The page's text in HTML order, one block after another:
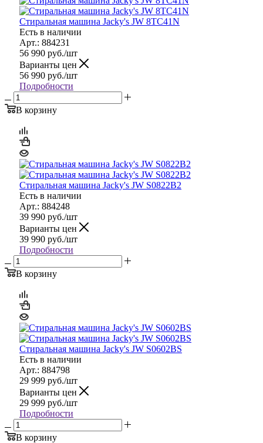
Стиральная машина Jacky's JW 8TC41N
Есть в наличии
Арт.: 884231
56 990 руб./шт
Варианты цен
56 990 руб./шт
Подробности
В корзину
Стиральная машина Jacky's JW S0822B2
Есть в наличии
Арт.: 884248
39 990 руб./шт
Варианты цен
39 990 руб./шт
Подробности
В корзину
Стиральная машина Jacky's JW S0602BS
Есть в наличии
Арт.: 884798
29 999 руб./шт
Варианты цен
29 999 руб./шт
Подробности
В корзину